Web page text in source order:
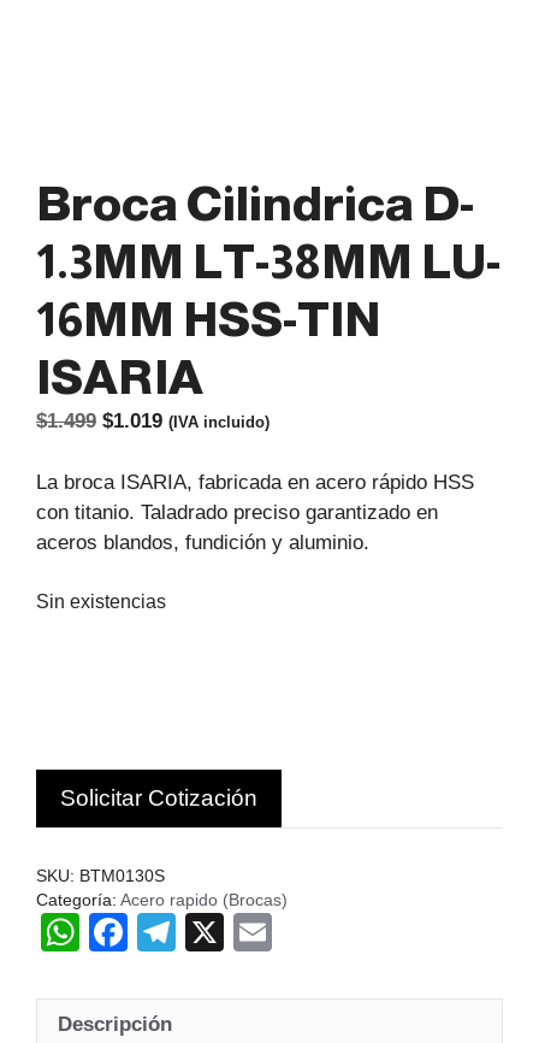
Broca Cilindrica D-
1.3MM LT-38MM LU-
16MM HSS-TIN
ISARIA
$1.499 El
original
era:
$1.499.
$1.019El
actual
es:
$1.019.
(IVA incluido)
La broca ISARIA, fabricada en acero rápido HSS
con titanio. Taladrado preciso garantizado en
aceros blandos, fundición y aluminio.
Sin existencias
Solicitar Cotización
SKU: BTM0130S
Categoría: Acero rapido (Brocas)
W
at
F
c
T
e
X
ail
Descripción